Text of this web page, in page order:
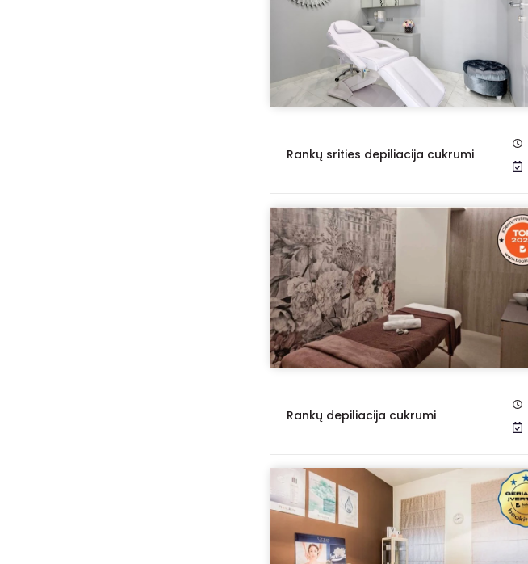
Rankų srities depiliacija cukrumi
Rankų depiliacija cukrumi